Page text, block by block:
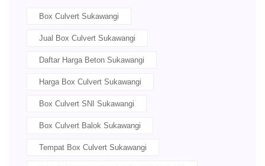
Box Culvert Sukawangi
Jual Box Culvert Sukawangi
Daftar Harga Beton Sukawangi
Harga Box Culvert Sukawangi
Box Culvert SNI Sukawangi
Box Culvert Balok Sukawangi
Tempat Box Culvert Sukawangi